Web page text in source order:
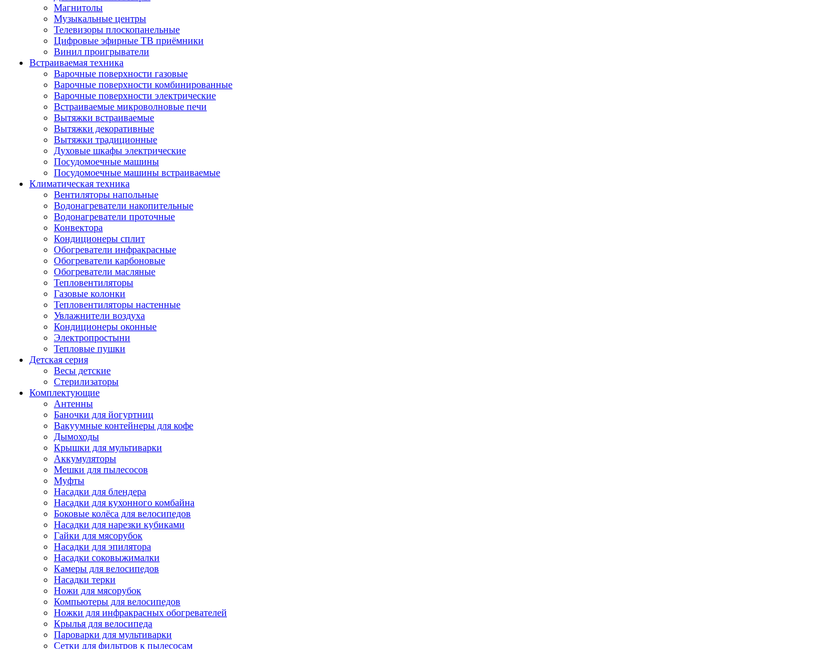
Магнитолы
Музыкальные центры
Телевизоры плоскопанельные
Цифровые эфирные ТВ приёмники
Винил проигрыватели
Встраиваемая техника
Варочные поверхности газовые
Варочные поверхности комбинированные
Варочные поверхности электрические
Встраиваемые микроволновые печи
Вытяжки встраиваемые
Вытяжки декоративные
Вытяжки традиционные
Духовые шкафы электрические
Посудомоечные машины
Посудомоечные машины встраиваемые
Климатическая техника
Вентиляторы напольные
Водонагреватели накопительные
Водонагреватели проточные
Конвектора
Кондиционеры сплит
Обогреватели инфракрасные
Обогреватели карбоновые
Обогреватели масляные
Тепловентиляторы
Газовые колонки
Тепловентиляторы настенные
Увлажнители воздуха
Кондиционеры оконные
Электропростыни
Тепловые пушки
Детская серия
Весы детские
Стерилизаторы
Комплектующие
Антенны
Баночки для йогуртниц
Вакуумные контейнеры для кофе
Дымоходы
Крышки для мультиварки
Аккумуляторы
Мешки для пылесосов
Муфты
Насадки для блендера
Насадки для кухонного комбайна
Боковые колёса для велосипедов
Насадки для нарезки кубиками
Гайки для мясорубок
Насадки для эпилятора
Насадки соковыжималки
Камеры для велосипедов
Насадки терки
Ножи для мясорубок
Компьютеры для велосипедов
Ножки для инфракрасных обогревателей
Крылья для велосипеда
Пароварки для мультиварки
Сетки для фильтров к пылесосам